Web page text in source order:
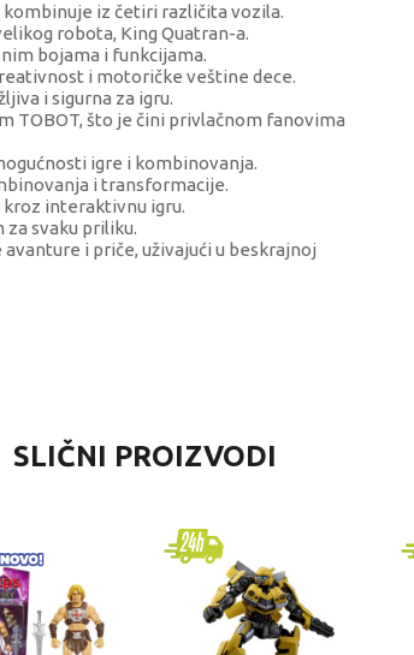
iz četiri različita vozila.
robota, King Quatran-a.
bojama i funkcijama.
i motoričke veštine dece.
i sigurna za igru.
TOBOT, što je čini privlačnom fanovima
igre i kombinovanja.
i transformacije.
interaktivnu igru.
svaku priliku.
avanture i priče, uživajući u beskrajnoj
i setovi
SLIČNI PROIZVODI